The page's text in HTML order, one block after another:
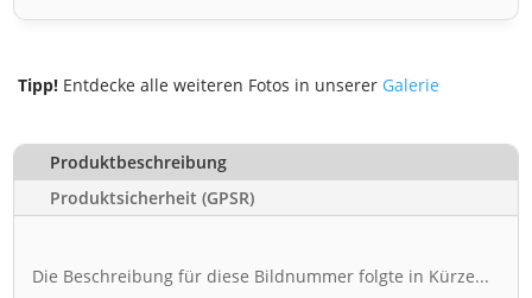
Tipp! Entdecke alle weiteren Fotos in unserer Galerie
Produktbeschreibung
Produktsicherheit (GPSR)
Die Beschreibung für diese Bildnummer folgte in Kürze...